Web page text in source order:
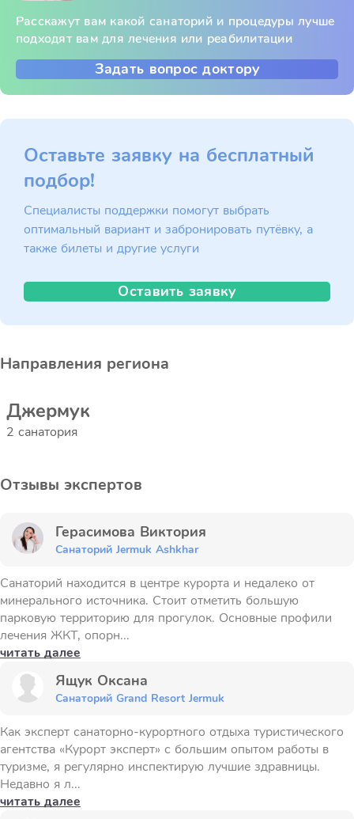
Расскажут вам какой санаторий и процедуры лучше
подходят вам для лечения или реабилитации
Задать вопрос доктору
Оставьте заявку на бесплатный
подбор!
Специалисты поддержки помогут выбрать
оптимальный вариант и забронировать путёвку, а
также билеты и другие услуги
Оставить заявку
Направления региона
Джермук
2 санатория
Отзывы экспертов
Герасимова Виктория
Санаторий Jermuk Ashkhar
Санаторий находится в центре курорта и недалеко от
минерального источника. Стоит отметить большую
парковую территорию для прогулок. Основные профили
лечения ЖКТ, опорн...
читать далее
Ящук Оксана
Санаторий Grand Resort Jermuk
Как эксперт санаторно-курортного отдыха туристического
агентства «Курорт эксперт» с большим опытом работы в
туризме, я регулярно инспектирую лучшие здравницы.
Недавно я л...
читать далее